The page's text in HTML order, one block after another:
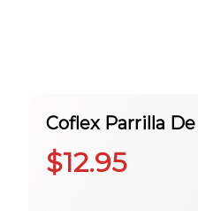
Coflex Parrilla De
$12.95